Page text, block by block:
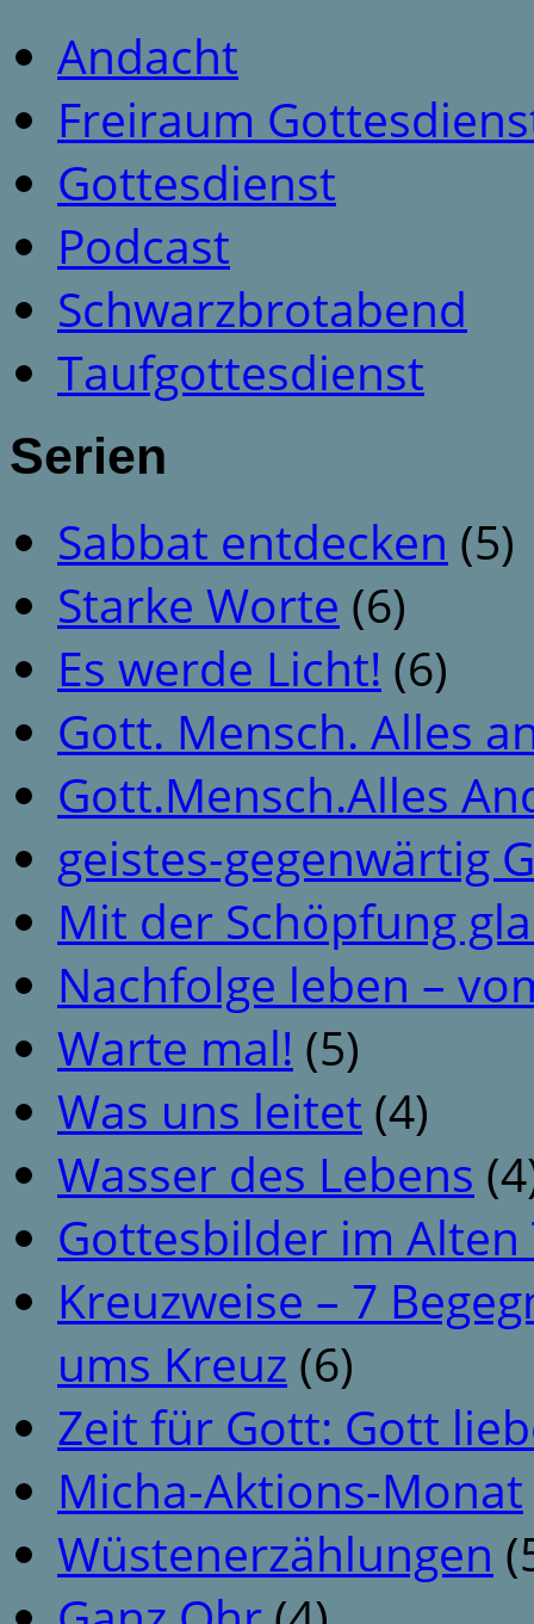
Andacht
Freiraum
Gottesdienst
Podcast
Schwarzbrotabend
Taufgottesdienst
Serien
Sabbat entdecken (5)
Starke Worte (6)
Es werde Licht! (6)
Gott. Mensch. Alles
Gott.Mensch.Alles
geistes-gegenwärtig
Mit der Schöpfung
Nachfolge leben –
Warte mal! (5)
Was uns leitet (4)
Wasser des Lebens
Gottesbilder im
Kreuzweise – 7
ums Kreuz (6)
Zeit für Gott: Gott
Micha-Aktions-Monat
Wüstenerzählungen